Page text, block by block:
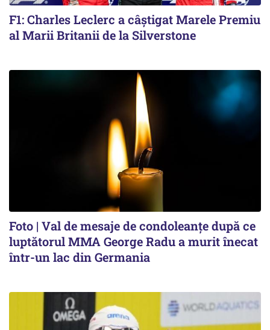
F1: Charles Leclerc a câștigat Marele Premiu
al Marii Britanii de la Silverstone
Foto | Val de mesaje de condoleanțe după ce
luptătorul MMA George Radu a murit înecat
într-un lac din Germania